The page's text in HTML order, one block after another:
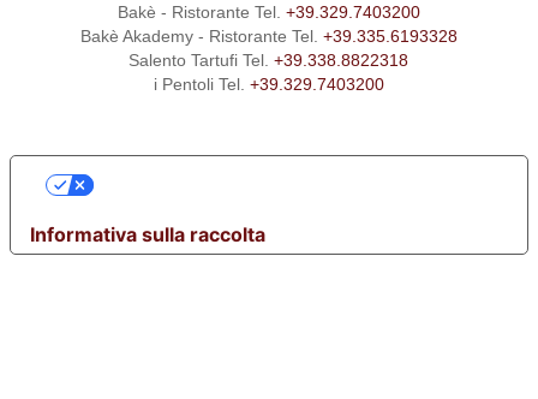
Bakè - Ristorante Tel. +39.329.7403200
Bakè Akademy - Ristorante Tel. +39.335.6193328
Salento Tartufi Tel.+39.338.8822318
i Pentoli Tel. +39.329.7403200
Informativa sulla raccolta